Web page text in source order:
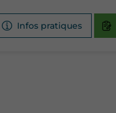
Infos pratiques